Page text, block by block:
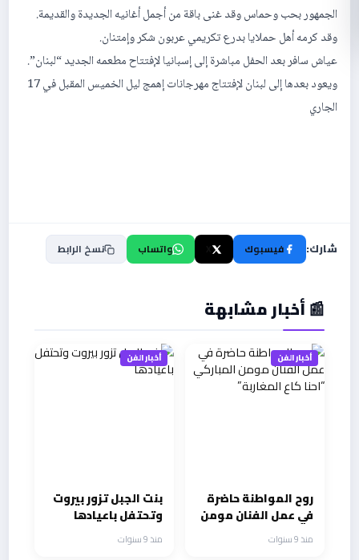
الجمهور بحب وحماس وقد غنى باقة من أجمل أغانيه الجديدة والقديمة.
وقد كرمه أهل حملايا بدرع تكريمي عربون شكر وإمتنان.
عياش سافر بعد الحفل مباشرة إلى إسبانيا لإفتتاح مطعمه الجديد “لبنان”.
ويعود بعدها إلى لبنان لإفتتاج مهرجانات إهمج ليل الخميس المقبل في 17
الجاري
شارك: فيسبوك واتساب نسخ الرابط
📰 أخبار مشابهة
أخبار الفن
روح المواطنة حاضرة
في عمل الفنان مومن
المباركي “احنا كاع
المغاربة”
منذ 9 سنوات
أخبار الفن
بنت الجبل تزور بيروت
وتحتفل باعيادها
منذ 9 سنوات